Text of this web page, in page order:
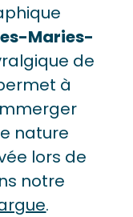
Maries-
de
à
nature
lors de
notre
.